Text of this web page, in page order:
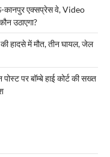
कानपुर एक्सप्रेस वे, Video
उठाएगा?
हादसे में मौत, तीन घायल, जेल
पर बॉम्बे हाई कोर्ट की सख्त